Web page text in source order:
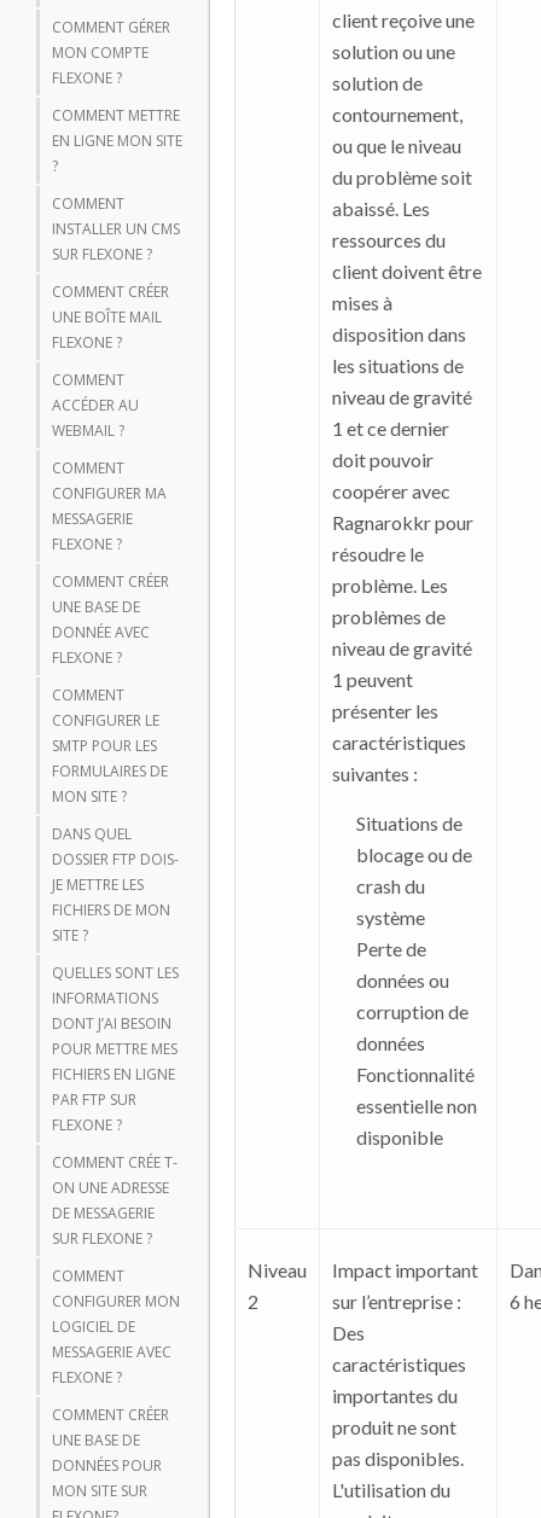
COMMENT GÉRER
MON COMPTE
FLEXONE ?
COMMENT METTRE
EN LIGNE MON SITE
?
COMMENT
INSTALLER UN CMS
SUR FLEXONE ?
COMMENT CRÉER
UNE BOÎTE MAIL
FLEXONE ?
COMMENT
ACCÉDER AU
WEBMAIL ?
COMMENT
CONFIGURER MA
MESSAGERIE
FLEXONE ?
COMMENT CRÉER
UNE BASE DE
DONNÉE AVEC
FLEXONE ?
COMMENT
CONFIGURER LE
SMTP POUR LES
FORMULAIRES DE
MON SITE ?
DANS QUEL
DOSSIER FTP DOIS-
JE METTRE LES
FICHIERS DE MON
SITE ?
QUELLES SONT LES
INFORMATIONS
DONT J’AI BESOIN
POUR METTRE MES
FICHIERS EN LIGNE
PAR FTP SUR
FLEXONE ?
COMMENT CRÉE T-
ON UNE ADRESSE
DE MESSAGERIE
SUR FLEXONE ?
COMMENT
CONFIGURER MON
LOGICIEL DE
MESSAGERIE AVEC
FLEXONE ?
COMMENT CRÉER
UNE BASE DE
DONNÉES POUR
MON SITE SUR
client reçoive une
solution ou une
solution de
contournement,
ou que le niveau
du problème soit
abaissé. Les
ressources du
client doivent être
mises à
disposition dans
les situations de
niveau de gravité
1 et ce dernier
doit pouvoir
coopérer avec
Ragnarokkr pour
résoudre le
problème. Les
problèmes de
niveau de gravité
1 peuvent
présenter les
caractéristiques
suivantes :
Situations de
blocage ou de
crash du
système
Perte de
données ou
corruption de
données
Fonctionnalité
essentielle non
disponible
Niveau
2
Impact important
sur l’entreprise :
Des
caractéristiques
importantes du
produit ne sont
pas disponibles.
L'utilisation du
6